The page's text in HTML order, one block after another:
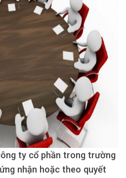
ty cổ phần trong trường
nhận hoặc theo quyết